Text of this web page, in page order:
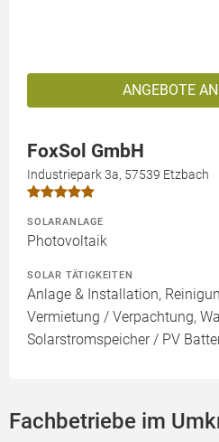
ANGEBOTE
FoxSol GmbH
Industriepark 3a, 57539 Etzbach
SOLARANLAGE
Photovoltaik
SOLAR TÄTIGKEITEN
Anlage & Installation,
Vermietung / Verpachtung,
Solarstromspeicher / PV
Fachbetriebe im